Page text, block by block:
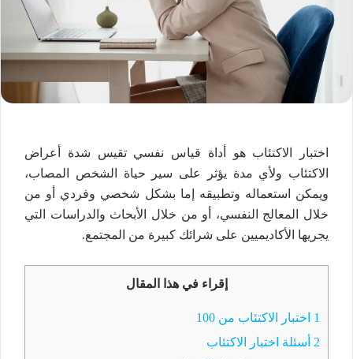
اختبار الاكتئاب هو أداة قياس نفسي تقيس شدة أعراض
الاكتئاب ولأي مدة يؤثر على سير حياة الشخص المصاب،
ويمكن استعماله وتطبيقه إما بشكل شخصي وفردي أو من
خلال المعالج النفسي، أو من خلال الأبحاث والدراسات التي
يجريها الأكاديميين على شرائك كبيرة من المجتمع.
إقراء في هذا المقال
1 اختبار الاكتئاب من 100
2 أسئلة اختبار الاكتئاب